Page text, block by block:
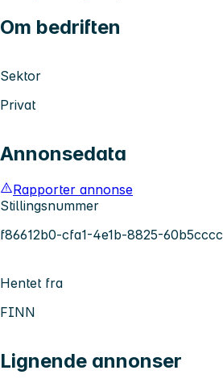
Om bedriften
Sektor
Privat
Annonsedata
Rapporter annonse
Stillingsnummer
f86612b0-cfa1-4e1b-8825-
Hentet fra
FINN
Lignende annonser